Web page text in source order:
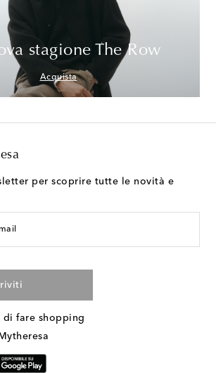
stagione The Row
Acquista
per scoprire tutte le novità e
di fare shopping